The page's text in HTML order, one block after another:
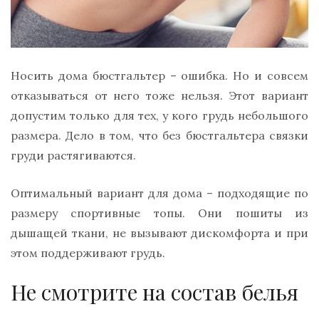
Носить дома бюстгальтер – ошибка. Но и совсем
отказываться от него тоже нельзя. Этот вариант
допустим только для тех, у кого грудь небольшого
размера. Дело в том, что без бюстгальтера связки
груди растягиваются.
Оптимальный вариант для дома – подходящие по
размеру спортивные топы. Они пошиты из
дышащей ткани, не вызывают дискомфорта и при
этом поддерживают грудь.
Не смотрите на состав белья